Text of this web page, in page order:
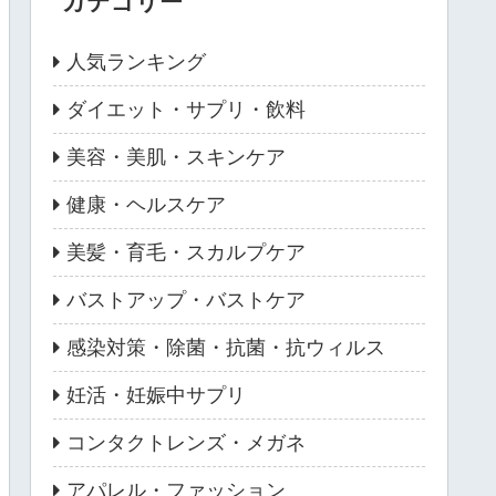
人気ランキング
ダイエット・サプリ・飲料
美容・美肌・スキンケア
健康・ヘルスケア
美髪・育毛・スカルプケア
バストアップ・バストケア
感染対策・除菌・抗菌・抗ウィルス
妊活・妊娠中サプリ
コンタクトレンズ・メガネ
アパレル・ファッション